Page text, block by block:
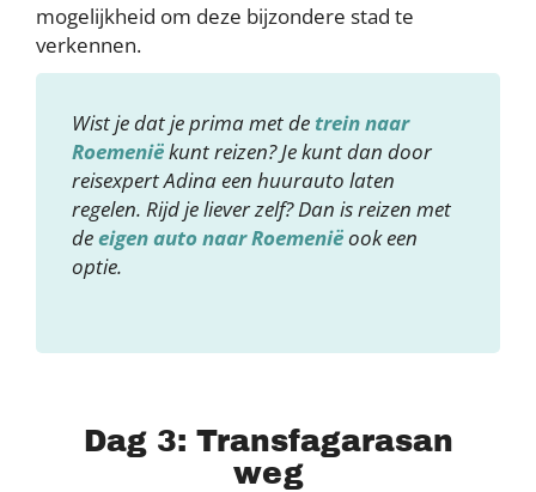
mogelijkheid om deze bijzondere stad te
verkennen.
Wist je dat je prima met de trein naar
Roemeniëkunt reizen? Je kunt dan door
reisexpert Adina een huurauto laten
regelen. Rijd je liever zelf? Dan is reizen met
deeigen auto naar Roemeniëook een
optie.
Dag 3: Transfagarasan
weg